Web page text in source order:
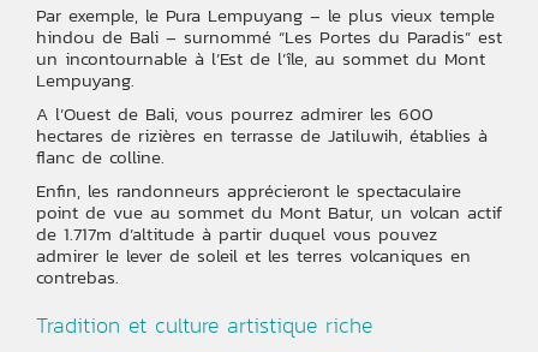
Par exemple, le Pura Lempuyang – le plus vieux temple
hindou de Bali – surnommé “Les Portes du Paradis” est
un incontournable à l’Est de l’île, au sommet du Mont
Lempuyang.
A l’Ouest de Bali, vous pourrez admirer les 600
hectares de rizières en terrasse de Jatiluwih, établies à
flanc de colline.
Enfin, les randonneurs apprécieront le spectaculaire
point de vue au sommet du Mont Batur, un volcan actif
de 1.717m d’altitude à partir duquel vous pouvez
admirer le lever de soleil et les terres volcaniques en
contrebas.
Tradition et culture artistique riche